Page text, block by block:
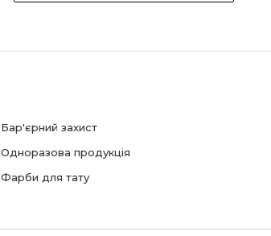
Бар'єрний захист
Одноразова продукція
Фарби для тату